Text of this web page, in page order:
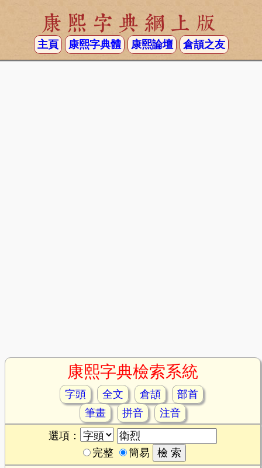
康熙字典網上版
主頁 康熙字典體 康熙論壇 倉頡之友
康熙字典檢索系統
字頭 全文 倉頡
部首
筆畫
拼音
注音
選項：
完整
簡易